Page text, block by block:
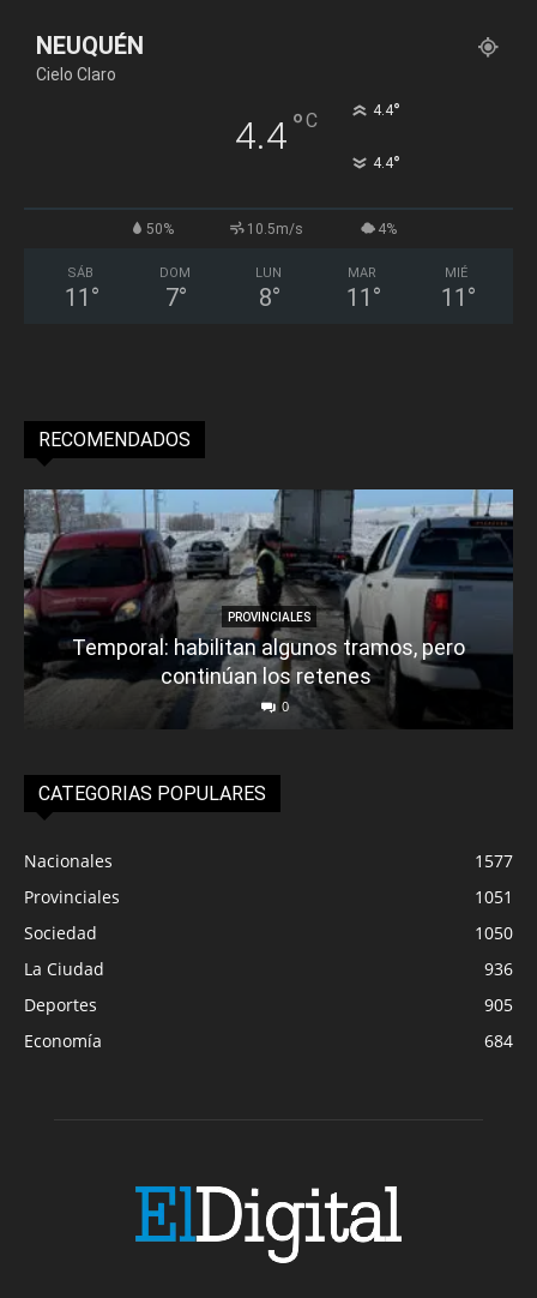
NEUQUÉN
Cielo Claro
4.4°C 4.4°
4.4°
50% 10.5m/s 4%
SÁB
11 °
DOM
7°
LUN
8°
MAR
11 °
MIÉ
11 °
RECOMENDADOS
PROVINCIALES
Temporal: habilitan algunos tramos, pero
continúan los retenes
0
CATEGORIAS POPULARES
Nacionales
1577
Provinciales
1051
Sociedad
1050
La Ciudad
936
Deportes
905
Economía
684